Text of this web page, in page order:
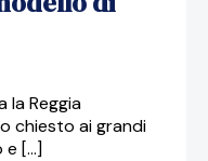
la Reggia
chiesto ai grandi
e […]